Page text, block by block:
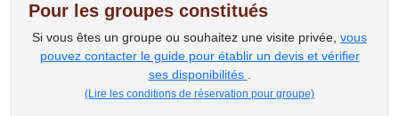
Pour les groupes constitués
Si vous êtes un groupe ou souhaitez une visite privée, vous
pouvez contacter le guide pour établir un devis et vérifier
ses disponibilités
(Lire les conditions de réservation pour groupe)